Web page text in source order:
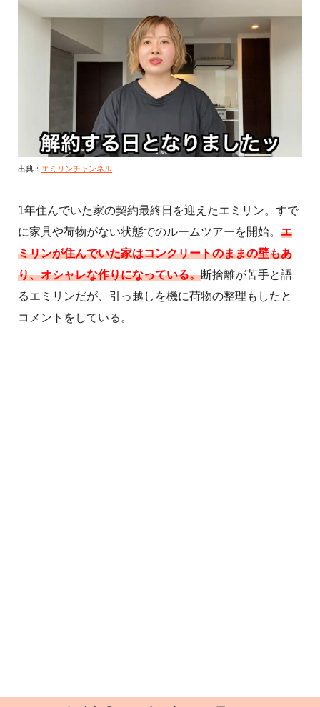
出典： エミリンチャンネル
1年住んでいた家の契約最終日を迎えたエミリン。すで
に家具や荷物がない状態でのルームツアーを開始。 エ
ミリンが住んでいた家はコンクリートのままの壁もあ
り、オシャレな作りになっている。断捨離が苦手と語
るエミリンだが、引っ越しを機に荷物の整理もしたと
コメントをしている。